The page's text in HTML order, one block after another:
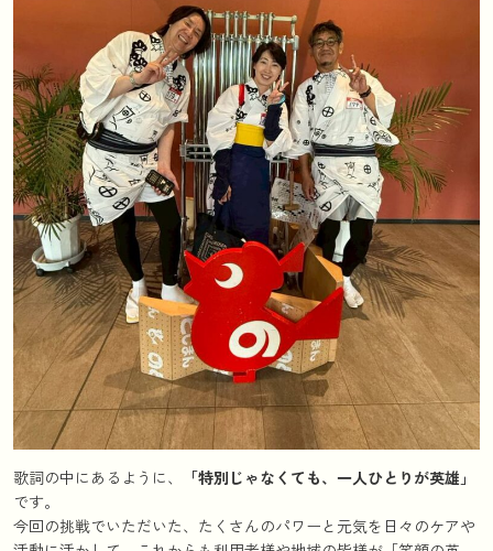
歌詞の中にあるように、
「特別じゃなくても、一人ひとりが英雄」
です。
今回の挑戦でいただいた、たくさんのパワーと元気を日々のケアや